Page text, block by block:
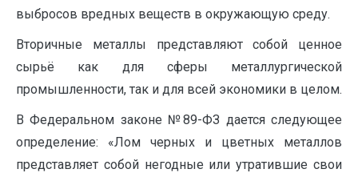
выбросов вредных веществ в окружающую среду.
Вторичные металлы представляют собой ценное
сырьё как для сферы металлургической
промышленности, так и для всей экономики в целом.
В Федеральном законе №89-ФЗ дается следующее
определение: «Лом черных и цветных металлов
представляет собой негодные или утратившие свои